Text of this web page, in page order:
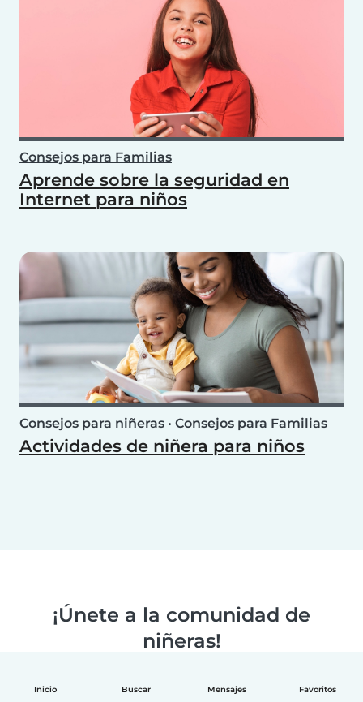
Inicio Buscar Mensajes Favoritos
Consejos para Familias
Aprende sobre la seguridad en
Internet para niños
Consejos para niñeras • Consejos para Familias
Actividades de niñera para niños
¡Únete a la comunidad de
niñeras!